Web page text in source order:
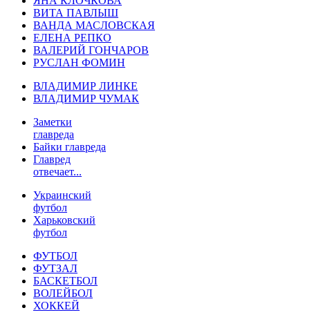
ВИТА ПАВЛЫШ
ВАНДА МАСЛОВСКАЯ
ЕЛЕНА РЕПКО
ВАЛЕРИЙ ГОНЧАРОВ
РУСЛАН ФОМИН
ВЛАДИМИР ЛИНКЕ
ВЛАДИМИР ЧУМАК
Заметки
главреда
Байки главреда
Главред
отвечает...
Украинский
футбол
Харьковский
футбол
ФУТБОЛ
ФУТЗАЛ
БАСКЕТБОЛ
ВОЛЕЙБОЛ
ХОККЕЙ